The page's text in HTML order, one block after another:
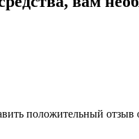
положительный